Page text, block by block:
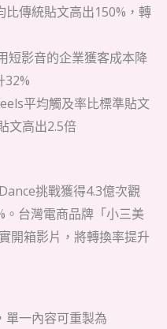
傳統貼文高出150%，轉
短影音的企業獲客成本降
32%
平均觸及率比標準貼文
文高出2.5倍
挑戰獲得4.3億次觀
。台灣電商品牌「小三美
開箱影片，將轉換率提升
單一內容可重製為